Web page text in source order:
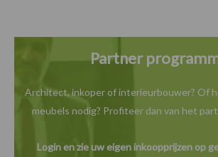
Partner
Architect, inkoper of interieurbouwer? Of
meubels nodig? Profiteer dan van het
Login en zie uw eigen inkoopprijzen op